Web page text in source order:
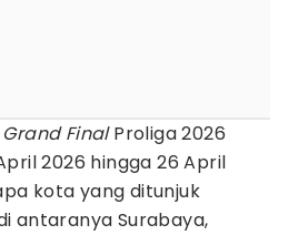
Grand FinalProliga 2026
2026 hingga 26 April
kota yang ditunjuk
antaranya Surabaya,